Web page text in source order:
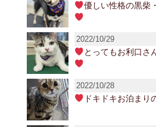
優しい性格の黒柴
2022/10/29
とってもお利口さ
2022/10/28
ドキドキお泊まり